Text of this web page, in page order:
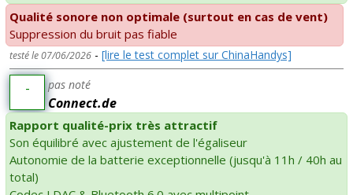
Qualité sonore non optimale (surtout en cas de vent)
Suppression du bruit pas fiable
testé le 07/06/2026 - [lire le test complet sur ChinaHandys]
- pas noté
Connect.de
Rapport qualité-prix très attractif
Son équilibré avec ajustement de l'égaliseur
Autonomie de la batterie exceptionnelle (jusqu'à 11h / 40h au
total)